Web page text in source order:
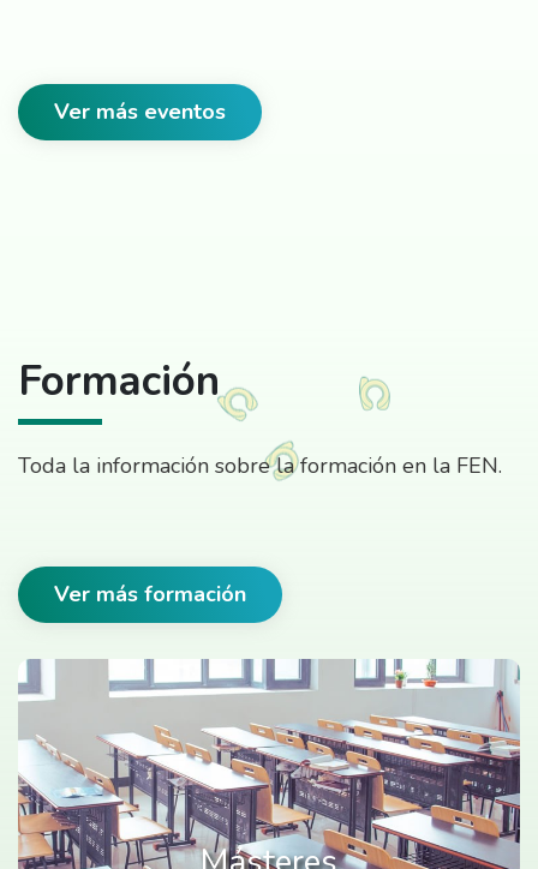
Ver más eventos
Formación
Toda la información sobre la formación en la FEN.
Ver más formación